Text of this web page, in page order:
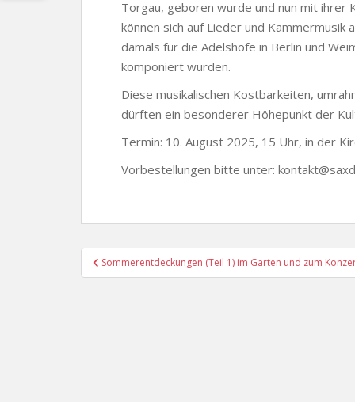
Torgau, geboren wurde und nun mit
können sich auf Lieder und
damals für die Adelshöfe in Berlin und
komponiert wurden.
Diese musikalischen Kostbarkeiten,
dürften ein besonderer Höhepunkt der
Termin: 10. August 2025, 15 Uhr, in der
Vorbestellungen bitte unter:
Beitragsnavigation
Sommerentdeckungen (Teil 1) im Garten und zum